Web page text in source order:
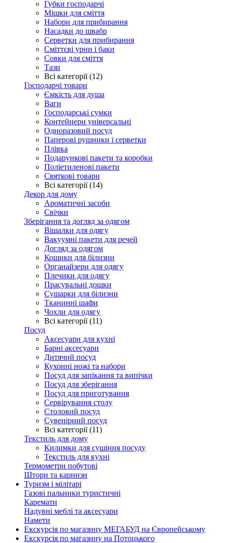
Губки господарчі
Мішки для сміття
Набори для прибирання
Насадки до швабр
Серветки для прибирання
Сміттєві урни і баки
Совки для сміття
Тази
Всі категорії (12)
Господарчі товари
Ємкість для душа
Ваги
Господарські сумки
Контейнери універсальні
Одноразовий посуд
Паперові рушники і серветки
Плівка
Подарункові пакети та коробки
Поліетиленові пакети
Святкові товари
Всі категорії (14)
Декор для дому
Ароматичні засоби
Свічки
Зберігання та догляд за одягом
Вішалки для одягу
Вакуумні пакети для речей
Догляд за одягом
Кошики для білизни
Органайзери для одягу
Плечики для одягу
Прасувальні дошки
Сушарки для білизни
Тканинні шафи
Чохли для одягу
Всі категорії (11)
Посуд
Аксесуари для кухні
Барні аксесуари
Дитячий посуд
Кухонні ножі та набори
Посуд для запікання та випічки
Посуд для зберігання
Посуд для приготування
Сервірування столу
Столовий посуд
Сувенірний посуд
Всі категорії (11)
Текстиль для дому
Килимки для сушіння посуду
Текстиль для кухні
Термометри побутові
Штори та карнизи
Туризм і мілітарі
Газові пальники туристичні
Каремати
Надувні меблі та аксесуари
Намети
Екскурсія по магазину МЕГАБУД на Європейському
Екскурсія по магазину на Потоцького